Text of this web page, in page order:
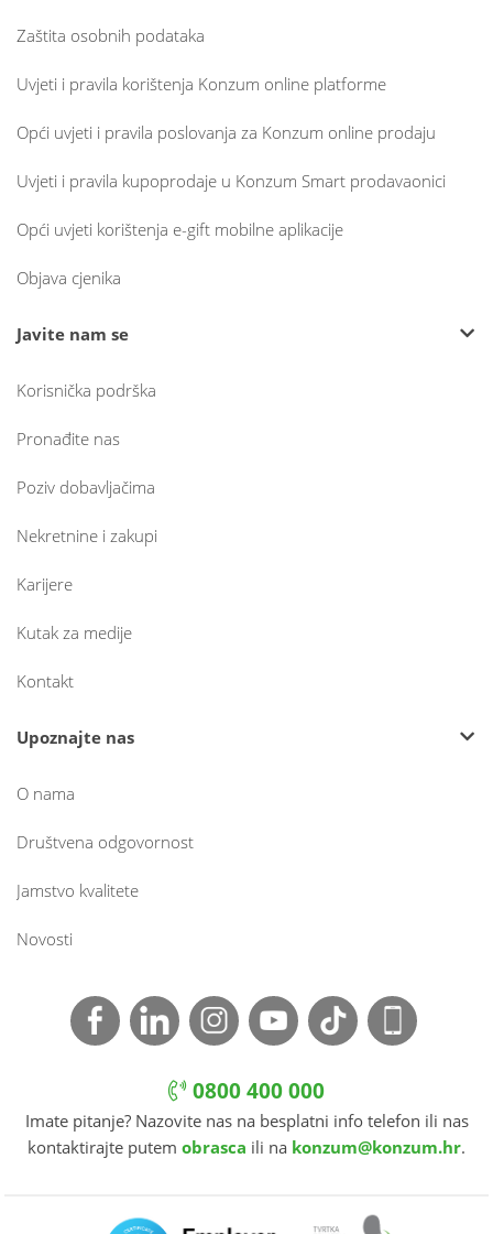
Zaštita osobnih podataka
Uvjeti i pravila korištenja Konzum online platforme
Opći uvjeti i pravila poslovanja za Konzum online prodaju
Uvjeti i pravila kupoprodaje u Konzum Smart prodavaonici
Opći uvjeti korištenja e-gift mobilne aplikacije
Objava cjenika
Javite nam se
Korisnička podrška
Pronađite nas
Poziv dobavljačima
Nekretnine i zakupi
Karijere
Kutak za medije
Kontakt
Upoznajte nas
O nama
Društvena odgovornost
Jamstvo kvalitete
Novosti
0800 400 000
Imate pitanje? Nazovite nas na besplatni info telefon ili nas
kontaktirajte putem obrasca ili na konzum@konzum.hr.